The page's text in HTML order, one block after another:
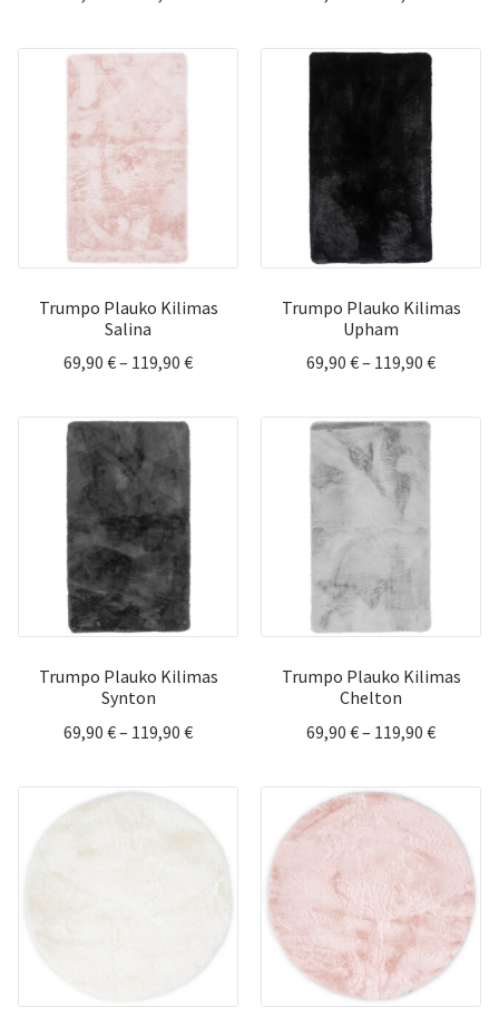
84,90 €
69,90 €
Trumpo Plauko Kilimas
Salina
69,90 €– 119,90 €Price
69,90 €
Trumpo Plauko Kilimas
Upham
69,90 €– 119,90 €Price
69,90 €
Trumpo Plauko Kilimas
Synton
69,90 €– 119,90 €Price
69,90 €
through
119,90 €
Trumpo Plauko Kilimas
Chelton
69,90 €– 119,90 €Price
69,90 €
through
119,90 €